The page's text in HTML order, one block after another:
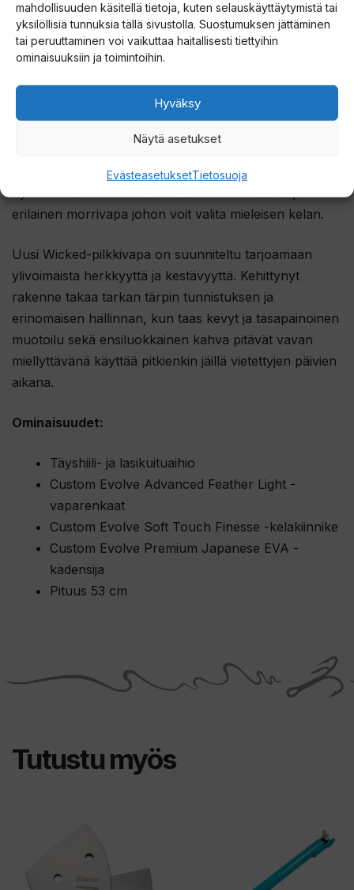
mahdollisuuden käsitellä tietoja, kuten selauskäyttäytymistä tai
yksilöllisiä tunnuksia tällä sivustolla. Suostumuksen jättäminen
tai peruuttaminen voi vaikuttaa haitallisesti tiettyihin
ominaisuuksiin ja toimintoihin.
Hyväksy
Näytä asetukset
EvästeasetuksetTietosuoja
13 Fishing Wicked 18″ Medium Light TT Rod
pilkkivapa
Tähän vapaan on kärkeen kiinnitetty morritteluun
soveltuva erittäin ohut ja herkkä kärki millä voit uittaa
nätisti tällä kärjellä. Muutoinkin vapa on medium light
toiminen joten aika pehmeä. Pitkästä EVA-kahvasta saa
erilainen morrivapa johon voit valita mieleisen kelan.
Uusi Wicked-pilkkivapa on suunniteltu tarjoamaan
ylivoimaista herkkyyttä ja kestävyyttä. Kehittynyt
rakenne takaa tarkan tärpin tunnistuksen ja
erinomaisen hallinnan, kun taas kevyt ja tasapainoinen
muotoilu sekä ensiluokkainen kahva pitävät vavan
miellyttävänä käyttää pitkienkin jäillä vietettyjen päivien
aikana.
Ominaisuudet:
Täyshiili- ja lasikuituaihio
Custom Evolve Advanced Feather Light -
vaparenkaat
Custom Evolve Soft Touch Finesse -kelakiinnike
Custom Evolve Premium Japanese EVA -
kädensija
Pituus 53 cm
Tutustu myös
useampi